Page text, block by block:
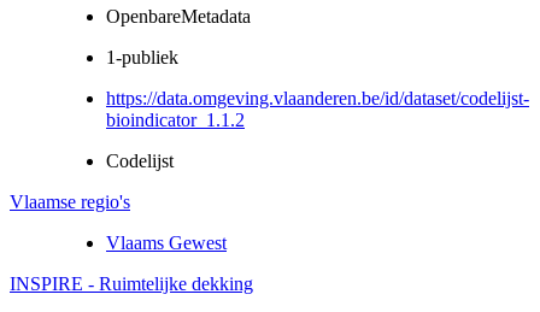
OpenbareMetadata
1-publiek
https://data.omgeving.vlaanderen.be/id/dataset/codelijst-
bioindicator_1.1.2
Codelijst
Vlaamse regio's
Vlaams Gewest
INSPIRE - Ruimtelijke dekking